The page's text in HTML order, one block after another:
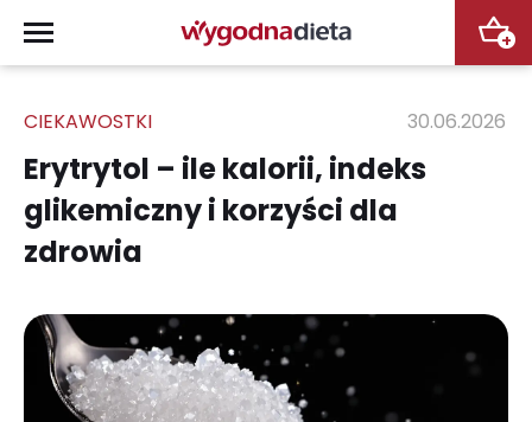
+
CIEKAWOSTKI 30.06.2026
Erytrytol – ile kalorii, indeks
glikemiczny i korzyści dla
zdrowia